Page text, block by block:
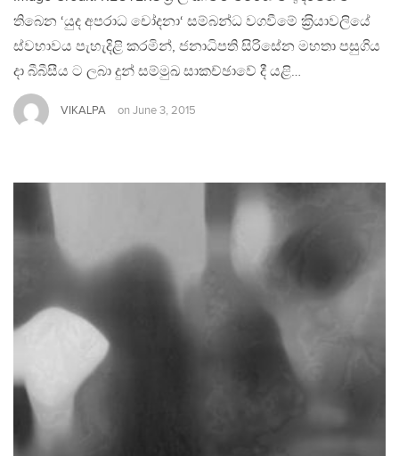
තිබෙන ‘යුද අපරාධ චෝදනා‘ සම්බන්ධ වගවීමේ ක‍්‍රියාවලියේ
ස්වභාවය පැහැදිළි කරමින්, ජනාධිපති සිරිසේන මහතා පසුගිය
දා බීබීසීය ට ලබා දුන් සම්මුඛ සාකච්ඡාවේ දී යළි…
VIKALPA on June 3, 2015